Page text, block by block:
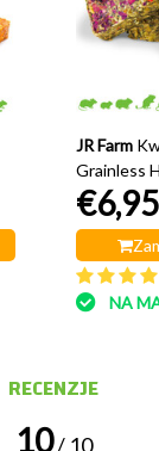
JR Farm
Grainless
€6,95
NA
RECENZJE
10/ 10